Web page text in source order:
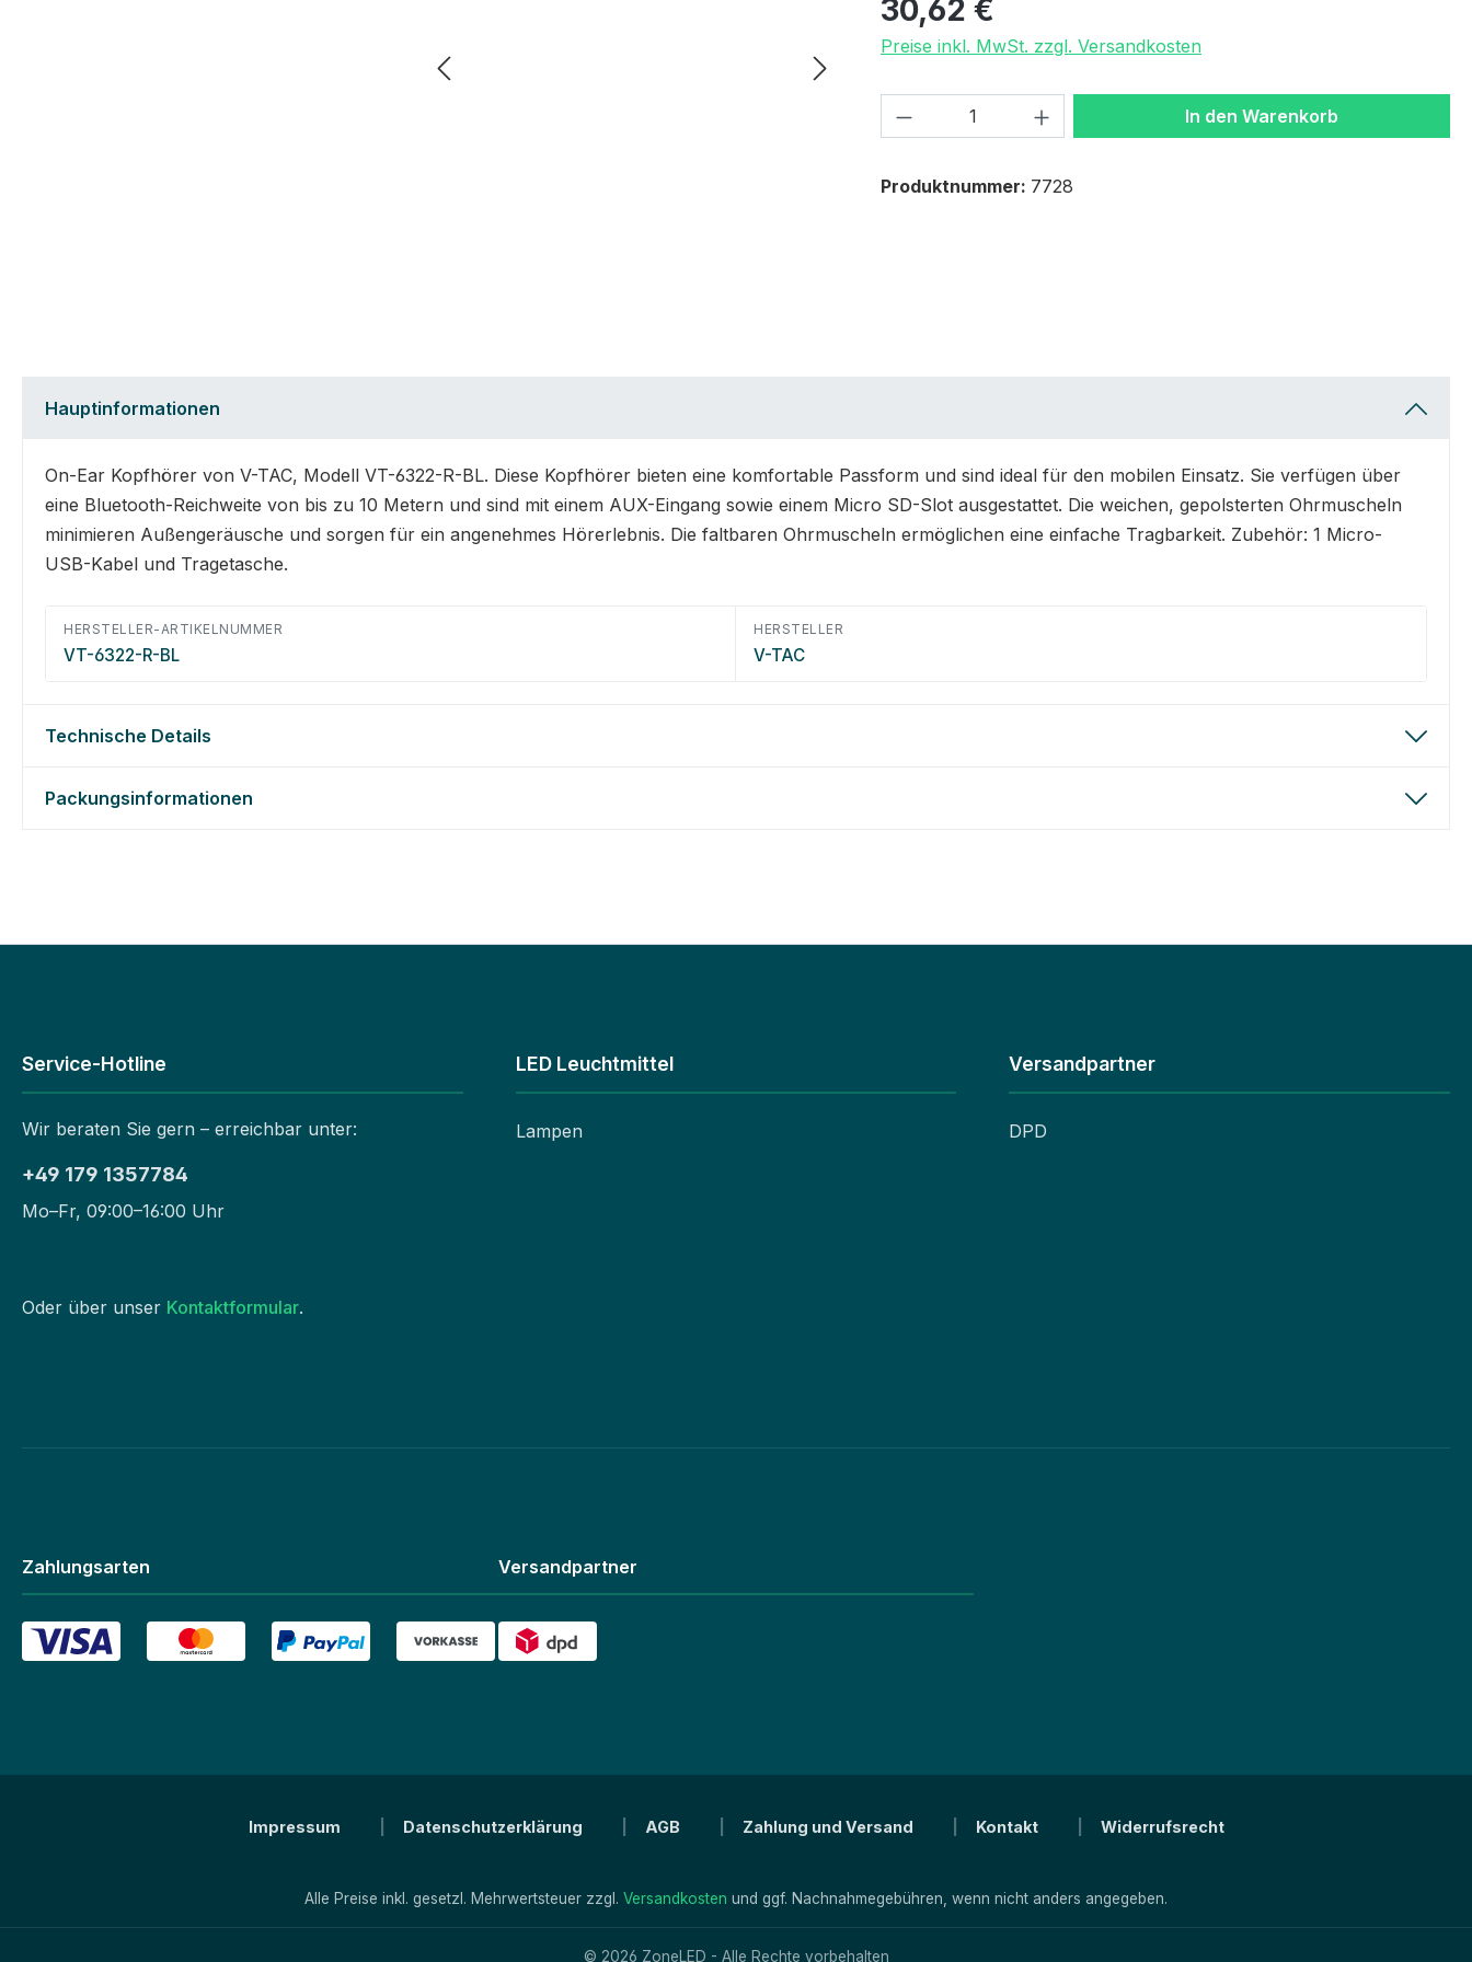
30,62 €
Preise inkl. MwSt. zzgl. Versandkosten
Produkt Anzahl: Gib den gewünschten Wert
In den Warenkorb
Produktnummer: 7728
Hauptinformationen
On-Ear Kopfhörer von V-TAC, Modell VT-6322-R-BL. Diese Kopfhörer bieten eine komfortable Passform und sind ideal für den mobilen Einsatz. Sie verfügen über
eine Bluetooth-Reichweite von bis zu 10 Metern und sind mit einem AUX-Eingang sowie einem Micro SD-Slot ausgestattet. Die weichen, gepolsterten Ohrmuscheln
minimieren Außengeräusche und sorgen für ein angenehmes Hörerlebnis. Die faltbaren Ohrmuscheln ermöglichen eine einfache Tragbarkeit. Zubehör: 1 Micro-
USB-Kabel und Tragetasche.
HERSTELLER-ARTIKELNUMMER
VT-6322-R-BL
HERSTELLER
V-TAC
Technische Details
Packungsinformationen
Service-Hotline
Wir beraten Sie gern – erreichbar unter:
+49 179 1357784
Mo–Fr, 09:00–16:00 Uhr
Oder über unser Kontaktformular.
LED Leuchtmittel
Lampen
Versandpartner
DPD
Zahlungsarten Versandpartner
Impressum Datenschutzerklärung AGB Zahlung und Versand Kontakt Widerrufsrecht
Alle Preise inkl. gesetzl. Mehrwertsteuer zzgl. Versandkosten und ggf. Nachnahmegebühren, wenn nicht anders angegeben.
© 2026 ZoneLED - Alle Rechte vorbehalten